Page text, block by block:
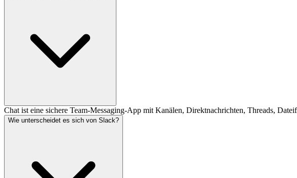
Chat ist eine sichere Team-Messaging-App mit Kanälen, Direktnachrichten, Threads,
Wie unterscheidet es sich von Slack?